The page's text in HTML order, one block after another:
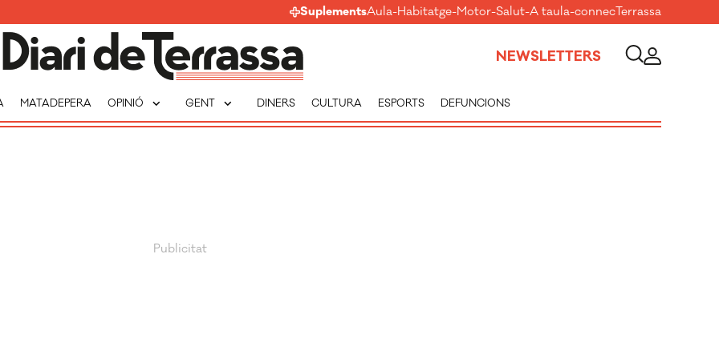
SuplementsAula-Habitatge-Motor-Salut-A taula-connecTerrassa
NEWSLETTERS
MATADEPERA OPINIÓ expand_more GENT expand_more DINERS CULTURA ESPORTS DEFUNCIONS